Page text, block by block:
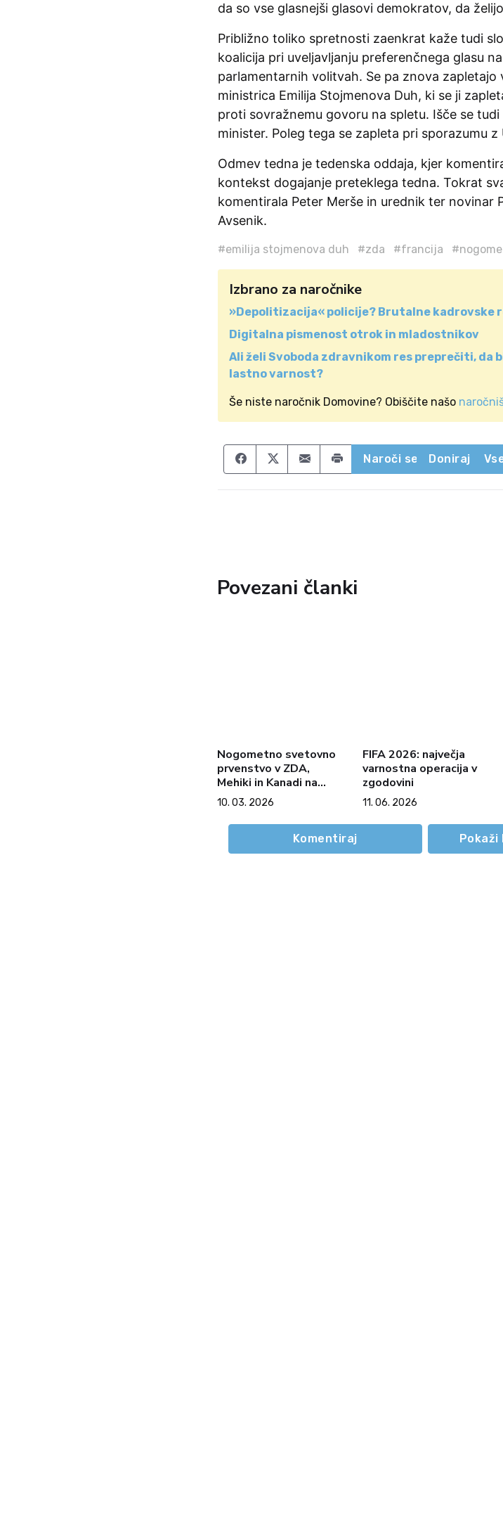
da so vse glasnejši glasovi demokratov, da
Približno toliko spretnosti zaenkrat kaže tudi
koalicija pri uveljavljanju preferenčnega glasu
parlamentarnih volitvah. Se pa znova zapletajo
ministrica Emilija Stojmenova Duh, ki se ji
proti sovražnemu govoru na spletu. Išče se
minister. Poleg tega se zapleta pri sporazumu z
Odmev tedna je tedenska oddaja, kjer
kontekst dogajanje preteklega tedna. Tokrat
komentirala Peter Merše in urednik ter novinar
Avsenik.
#emilija stojmenova duh #zda #francija
Izbrano za naročnike
»Depolitizacija« policije? Brutalne kadrovske
Digitalna pismenost otrok in mladostnikov
Ali želi Svoboda zdravnikom res preprečiti, da
lastno varnost?
Še niste naročnik Domovine? Obiščite našo
Share on Facebook
Share on Twitter
Share by email
Naroči se Doniraj
Povezani članki
Nogometno svetovno
prvenstvo v ZDA,
Mehiki in Kanadi na
robu prepada: vojna,
divjanje mehiških
kartelov in največja
varnostna kriza v
zgodovini športa
10. 03. 2026
FIFA 2026: največja
varnostna operacija v
zgodovini
11. 06. 2026
Komentiraj Pokaži